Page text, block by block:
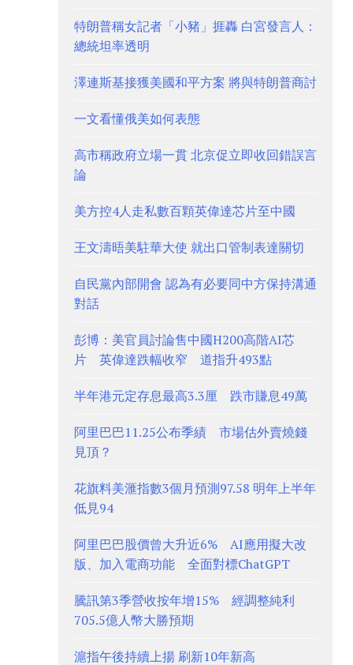
特朗普稱女記者「小豬」捱轟 白宮發言人：
總統坦率透明
澤連斯基接獲美國和平方案 將與特朗普商討
一文看懂俄美如何表態
高市稱政府立場一貫 北京促立即收回錯誤言
論
美方控4人走私數百顆英偉達芯片至中國
王文濤晤美駐華大使 就出口管制表達關切
自民黨內部開會 認為有必要同中方保持溝通
對話
彭博：美官員討論售中國H200高階AI芯
片 英偉達跌幅收窄 道指升493點
半年港元定存息最高3.3厘 跌市賺息49萬
阿里巴巴11.25公布季績 市場估外賣燒錢
見頂？
花旗料美滙指數3個月預測97.58 明年上半年
低見94
阿里巴巴股價曾大升近6% AI應用擬大改
版、加入電商功能 全面對標ChatGPT
騰訊第3季營收按年增15% 經調整純利
705.5億人幣大勝預期
滬指午後持續上揚 刷新10年新高